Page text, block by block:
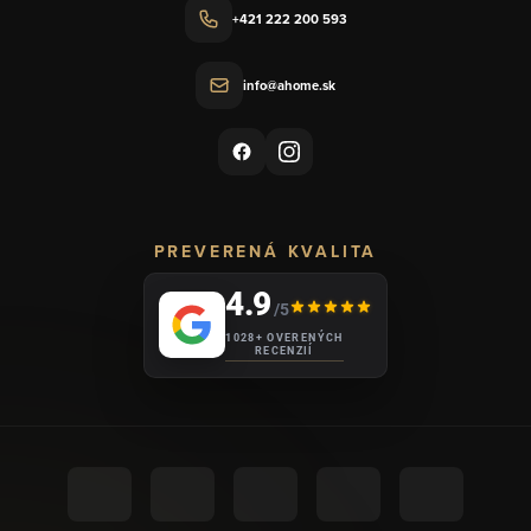
+421 222 200 593
info@ahome.sk
PREVERENÁ KVALITA
4.9/5
1028+ OVERENÝCH
RECENZIÍ